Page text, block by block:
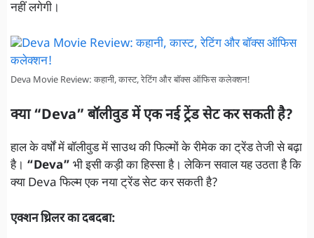
नहीं लगेगी।
Deva Movie Review: कहानी, कास्ट, रेटिंग और बॉक्स ऑफिस कलेक्शन!
क्या “Deva” बॉलीवुड में एक नई ट्रेंड सेट कर सकती है?
हाल के वर्षों में बॉलीवुड में साउथ की फिल्मों के रीमेक का ट्रेंड तेजी से बढ़ा
है। “Deva” भी इसी कड़ी का हिस्सा है। लेकिन सवाल यह उठता है कि
क्या Deva फिल्म एक नया ट्रेंड सेट कर सकती है?
एक्शन थ्रिलर का दबदबा: